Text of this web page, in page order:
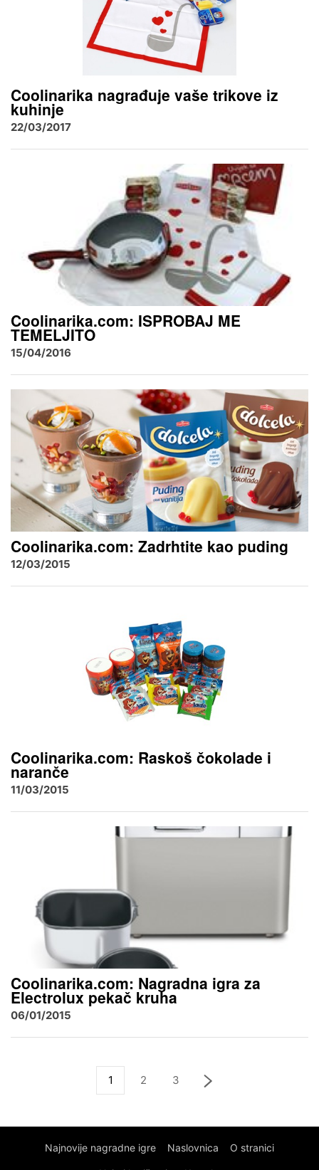
Coolinarika nagrađuje vaše trikove iz
kuhinje
22/03/2017
Coolinarika.com: ISPROBAJ ME
TEMELJITO
15/04/2016
Coolinarika.com: Zadrhtite kao puding
12/03/2015
Coolinarika.com: Raskoš čokolade i
naranče
11/03/2015
Coolinarika.com: Nagradna igra za
Electrolux pekač kruha
06/01/2015
1 2 3
Najnovije nagradne igre Naslovnica O stranici